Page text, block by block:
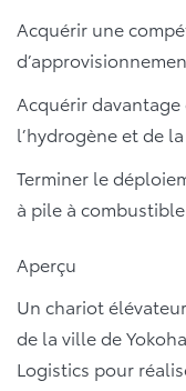
Acquérir une
Acquérir
l’hydrogène et de
Terminer le
à pile à combustible
Aperçu
Un chariot
de la ville de
Logistics pour